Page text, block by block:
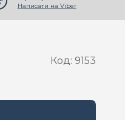
Написати на Viber
Код: 9153